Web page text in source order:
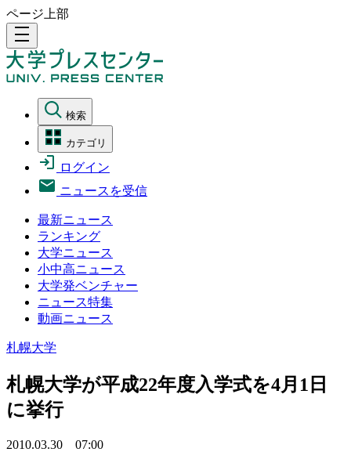
ページ上部
density_medium
検索
カテゴリ
ログイン
ニュースを受信
最新ニュース
ランキング
大学ニュース
小中高ニュース
大学発ベンチャー
ニュース特集
動画ニュース
札幌大学
札幌大学が平成22年度入学式を4月1日
に挙行
2010.03.30 07:00